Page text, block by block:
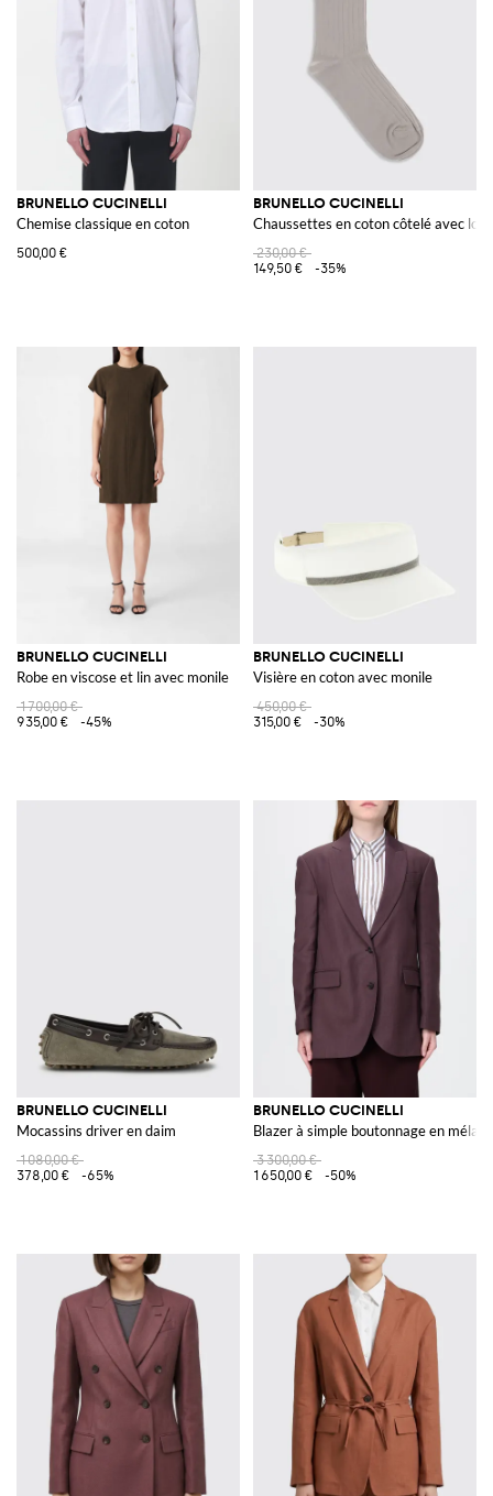
BRUNELLO CUCINELLI
Chemise classique en coton
500,00 €
BRUNELLO CUCINELLI
Chaussettes en coton côtelé avec logo
230,00 €
149,50 €
-35%
BRUNELLO CUCINELLI
Robe en viscose et lin avec monile
1 700,00 €
935,00 €
-45%
BRUNELLO CUCINELLI
Visière en coton avec monile
450,00 €
315,00 €
-30%
BRUNELLO CUCINELLI
Mocassins driver en daim
1 080,00 €
378,00 €
-65%
BRUNELLO CUCINELLI
Blazer à simple boutonnage en
3 300,00 €
1 650,00 €
-50%